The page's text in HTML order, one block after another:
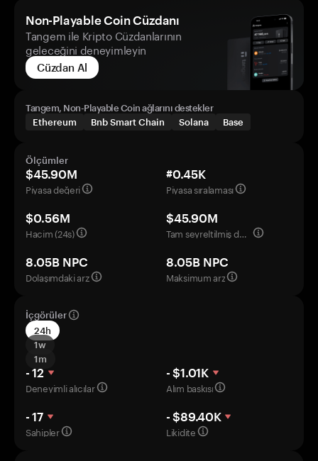
Non-Playable Coin Cüzdanı
Tangem ile Kripto Cüzdanlarının
geleceğini deneyimleyin
Cüzdan Al
Tangem, Non-Playable Coin ağlarını destekler
Ethereum
Bnb Smart Chain Solana Base
Ölçümler
$45.90M
Piyasa değeri
#0.45K
Piyasa sıralaması
$0.56M
Hacim (24s)
$45.90M
Tam seyreltilmiş değerleme
8.05B NPC
Dolaşımdaki arz
8.05B NPC
Maksimum arz
İçgörüler
24h
1w
1m
- 12
Deneyimli alıcılar
- $1.01K
Alım baskısı
- 17
Sahipler
- $89.40K
Likidite